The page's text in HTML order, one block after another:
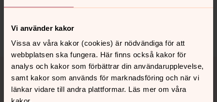
Vi använder kakor
Vissa av våra kakor (cookies) är nödvändiga för att
webbplatsen ska fungera. Här finns också kakor för
analys och kakor som förbättrar din användarupplevelse,
samt kakor som används för marknadsföring och när vi
länkar vidare till andra plattformar. Läs mer om våra
Tillbaka till toppen
Tillbaka till innehållet